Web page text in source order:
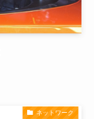
ネットワーク